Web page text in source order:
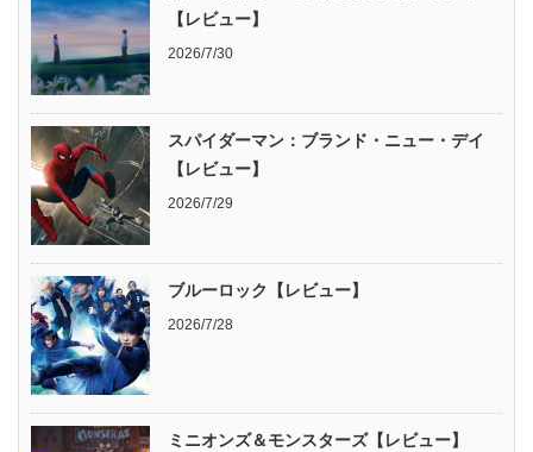
【レビュー】
2026/7/30
スパイダーマン：ブランド・ニュー・デイ
【レビュー】
2026/7/29
ブルーロック【レビュー】
2026/7/28
ミニオンズ＆モンスターズ【レビュー】